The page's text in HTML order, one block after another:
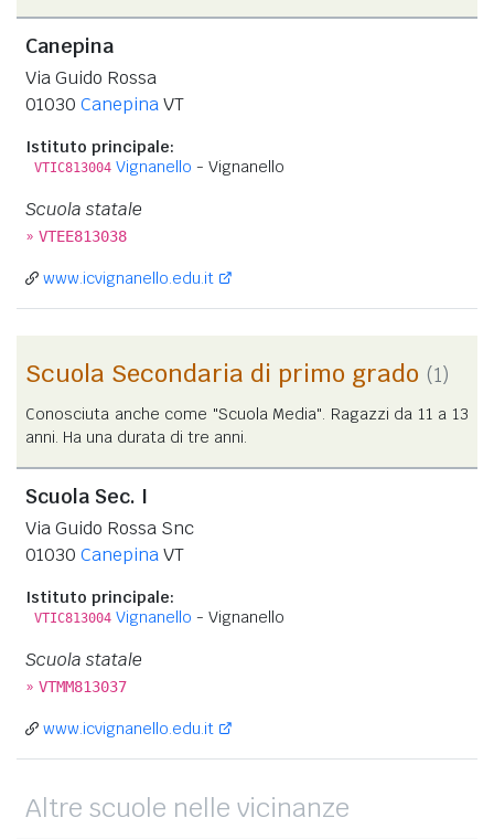
Canepina
Via Guido Rossa
01030 CanepinaVT
Istituto principale:
VTIC813004 Vignanello - Vignanello
Scuola statale
» VTEE813038
www.icvignanello.edu.it
Scuola Secondaria di primo grado (1)
Conosciuta anche come "Scuola Media". Ragazzi da 11 a 13
anni. Ha una durata di tre anni.
Scuola Sec. I
Via Guido Rossa Snc
01030 CanepinaVT
Istituto principale:
VTIC813004 Vignanello - Vignanello
Scuola statale
» VTMM813037
www.icvignanello.edu.it
Altre scuole nelle vicinanze